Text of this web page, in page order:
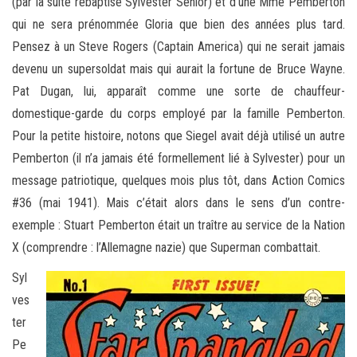
qui ne sera prénommée Gloria que bien des années plus tard.
Pensez à un Steve Rogers (Captain America) qui ne serait jamais
devenu un supersoldat mais qui aurait la fortune de Bruce Wayne.
Pat Dugan, lui, apparaît comme une sorte de chauffeur-
domestique-garde du corps employé par la famille Pemberton.
Pour la petite histoire, notons que Siegel avait déjà utilisé un autre
Pemberton (il n’a jamais été formellement lié à Sylvester) pour un
message patriotique, quelques mois plus tôt, dans Action Comics
#36 (mai 1941). Mais c’était alors dans le sens d’un contre-
exemple : Stuart Pemberton était un traître au service de la Nation
X (comprendre : l’Allemagne nazie) que Superman combattait.
Syl
ves
ter
Pe